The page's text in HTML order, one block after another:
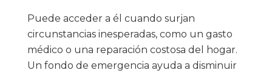
Puede acceder a él cuando surjan
circunstancias inesperadas, como un gasto
médico o una reparación costosa del hogar.
Un fondo de emergencia ayuda a disminuir